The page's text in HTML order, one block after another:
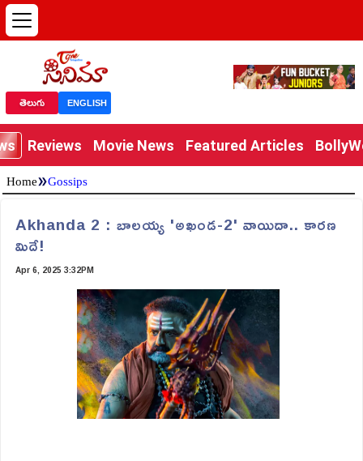
తెలుగు ENGLISH
Reviews Movie News Featured Articles
Home»Gossips
Akhanda 2 : బాలయ్య 'అఖండ-2' వాయిదా.. కారణ
మిదే!
Apr 6, 2025 3:32PM